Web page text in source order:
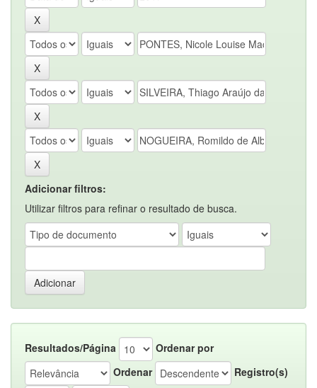
Adicionar filtros:
Utilizar filtros para refinar o resultado de busca.
Resultados/Página
Ordenar por
Ordenar
Registro(s)